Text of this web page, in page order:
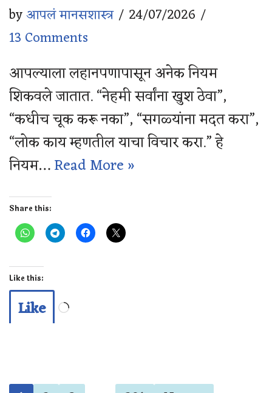
byआपलं मानसशास्त्र
24/07/2026
13 Comments
आपल्याला लहानपणापासून अनेक नियम
शिकवले जातात. “नेहमी सर्वांना खुश ठेवा”,
“कधीच चूक करू नका”, “सगळ्यांना मदत करा”,
“लोक काय म्हणतील याचा विचार करा.” हे
नियम…Read More »
Share this:
Like this:
Like